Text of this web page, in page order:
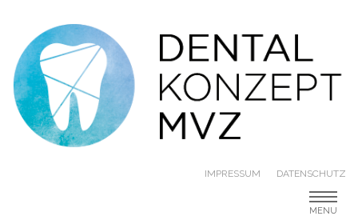
IMPRESSUM DATENSCHUTZ
MENU